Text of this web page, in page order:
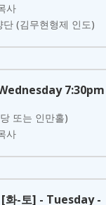
사
단 (김무현형제 인도)
7:30pm
또는 인만홀)
사
[화-토] - Tuesday -